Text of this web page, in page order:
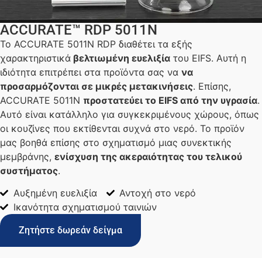
ACCURATE™ RDP 5011N
Το ACCURATE 5011N RDP διαθέτει τα εξής
χαρακτηριστικά βελτιωμένη ευελιξία του EIFS. Αυτή η
ιδιότητα επιτρέπει στα προϊόντα σας να να
προσαρμόζονται σε μικρές μετακινήσεις. Επίσης,
ACCURATE 5011N προστατεύει το EIFS από την υγρασία.
Αυτό είναι κατάλληλο για συγκεκριμένους χώρους, όπως
οι κουζίνες που εκτίθενται συχνά στο νερό. Το προϊόν
μας βοηθά επίσης στο σχηματισμό μιας συνεκτικής
μεμβράνης, ενίσχυση της ακεραιότητας του τελικού
συστήματος.
Αυξημένη ευελιξία
Αντοχή στο νερό
Ικανότητα σχηματισμού ταινιών
Ζητήστε δωρεάν δείγμα